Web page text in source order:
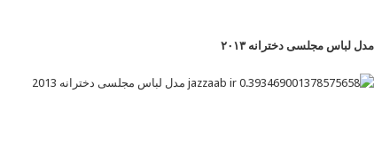
مدل لباس مجلسی دخترانه ۲۰۱۳